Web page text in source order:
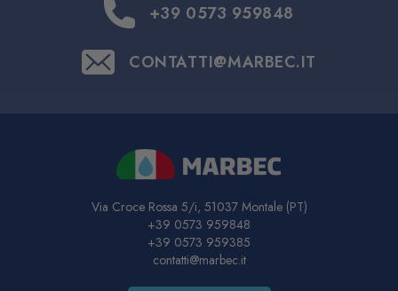
+39 0573 959848
CONTATTI@MARBEC.IT
Via Croce Rossa 5/i, 51037 Montale (PT)
+39 0573 959848
+39 0573 959385
contatti@marbec.it